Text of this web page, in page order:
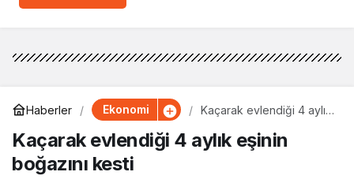
Haberler Ekonomi
Kaçarak evlendiği 4 aylık
Kaçarak evlendiği 4 aylık eşinin
boğazını kesti